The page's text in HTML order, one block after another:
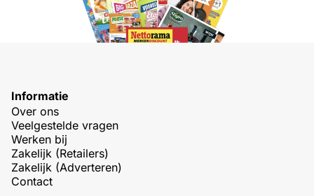
Informatie
Over ons
Veelgestelde vragen
Werken bij
Zakelijk (Retailers)
Zakelijk (Adverteren)
Contact